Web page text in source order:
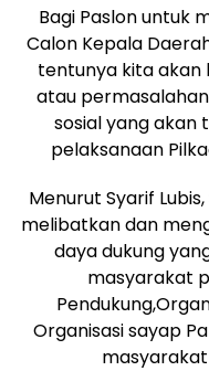
Bagi Paslon untuk
Calon Kepala
tentunya kita
atau
sosial yang akan
pelaksanaan
Menurut Syarif
melibatkan dan
daya dukung
masyarakat
Organisasi sayap
masyarakat